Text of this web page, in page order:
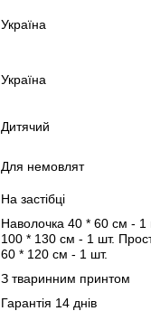
Україна
Україна
Дитячий
Для немовлят
На застібці
Наволочка 40 * 60 см - 1
100 * 130 см - 1 шт.
60 * 120 см - 1 шт.
З тваринним принтом
Гарантія 14 днів